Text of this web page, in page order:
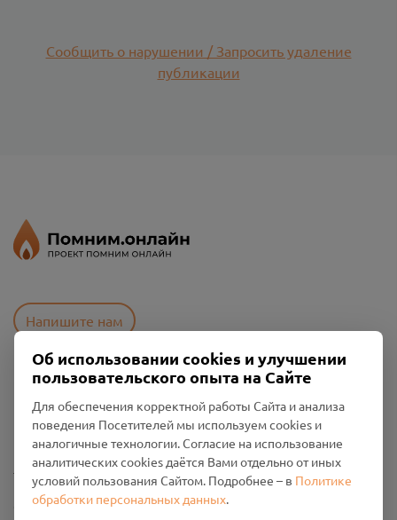
Сообщить о нарушении / Запросить удаление
публикации
Напишите нам
Политика конфиденциальности
Промо-материалы
Настройки cookies
Общество с ограниченной ответственностью «Смоленский
Об использовании cookies и улучшении
пользовательского опыта на Сайте
Для обеспечения корректной работы Сайта и анализа
поведения Посетителей мы используем cookies и
аналогичные технологии. Согласие на использование
аналитических cookies даётся Вами отдельно от иных
условий пользования Сайтом. Подробнее – в Политике
обработки персональных данных.